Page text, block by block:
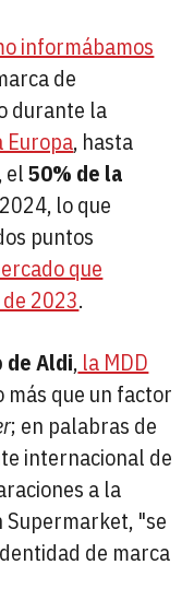
informábamos
de
durante la
Europa, hasta
el50% de la
lo que
puntos
que
2023.
de Aldi, la MDD
más que un factor
; en palabras de
internacional de
a la
Supermarket, "se
de marca